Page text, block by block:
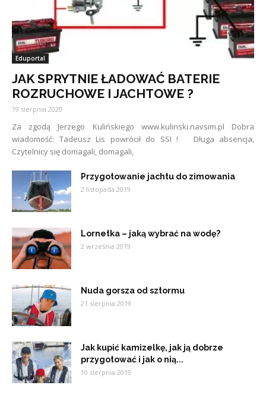
Eduportal
JAK SPRYTNIE ŁADOWAĆ BATERIE
ROZRUCHOWE I JACHTOWE ?
19 sierpnia 2020
Za zgodą Jerzego Kulińskiego www.kulinski.navsim.pl Dobra
wiadomość: Tadeusz Lis powrócił do SSI ! Długa absencja,
Czytelnicy się domagali, domagali,
Przygotowanie jachtu do zimowania
2 listopada 2019
Lornetka – jaką wybrać na wodę?
2 września 2019
Nuda gorsza od sztormu
21 sierpnia 2019
Jak kupić kamizelkę, jak ją dobrze
przygotować i jak o nią...
10 sierpnia 2019